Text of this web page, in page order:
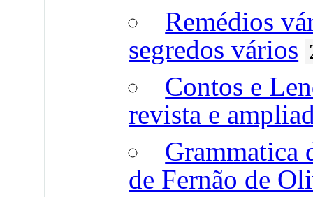
Remédios
segredos vários
Contos e
revista e
Grammatica
de Fernão de